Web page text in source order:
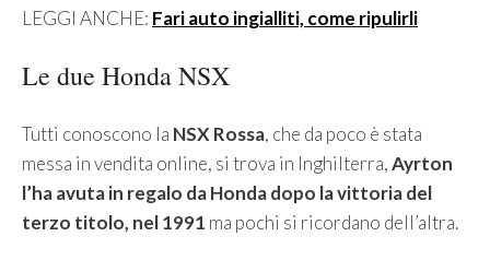
LEGGI ANCHE: Fari auto ingialliti, come ripulirli
Le due Honda NSX
Tutti conoscono la NSX Rossa, che da poco è stata
messa in vendita online, si trova in Inghilterra,Ayrton
l’ha avuta in regalo da Honda dopo la vittoria del
terzo titolo, nel 1991 ma pochi si ricordano dell’altra.